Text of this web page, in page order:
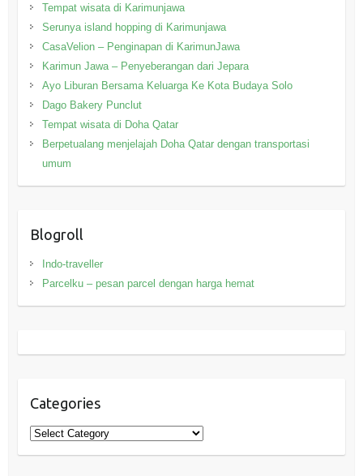
Tempat wisata di Karimunjawa
Serunya island hopping di Karimunjawa
CasaVelion – Penginapan di KarimunJawa
Karimun Jawa – Penyeberangan dari Jepara
Ayo Liburan Bersama Keluarga Ke Kota Budaya Solo
Dago Bakery Punclut
Tempat wisata di Doha Qatar
Berpetualang menjelajah Doha Qatar dengan transportasi
umum
Blogroll
Indo-traveller
Parcelku – pesan parcel dengan harga hemat
Categories
Categories